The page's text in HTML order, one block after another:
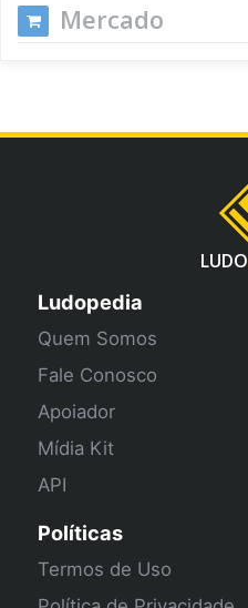
Mercado
LUDO
Ludopedia
Quem Somos
Fale Conosco
Apoiador
Mídia Kit
API
Políticas
Termos de Uso